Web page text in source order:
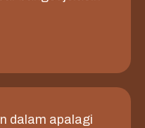
dalam apalagi